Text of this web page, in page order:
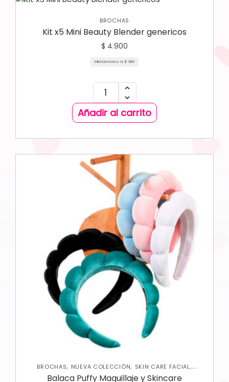
BROCHAS
Kit x5 Mini Beauty Blender genericos
$ 4.900
Mini blenders a: $ 980
Añadir al carrito
BROCHAS, NUEVA COLECCIÓN, SKIN CARE FACIAL,
VARIEDADES
Balaca Puffy Maquillaje y Skincare